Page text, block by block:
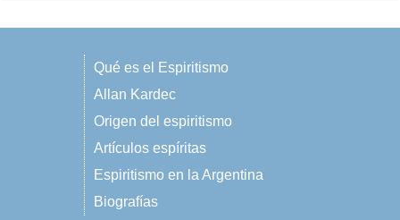
Qué es el Espiritismo
Allan Kardec
Origen del espiritismo
Artículos espíritas
Espiritismo en la Argentina
Biografías